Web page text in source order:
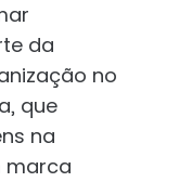
da
no
que
na
marca